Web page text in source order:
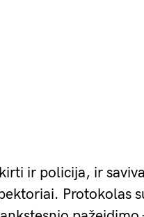
ir policija, ir
Protokolas